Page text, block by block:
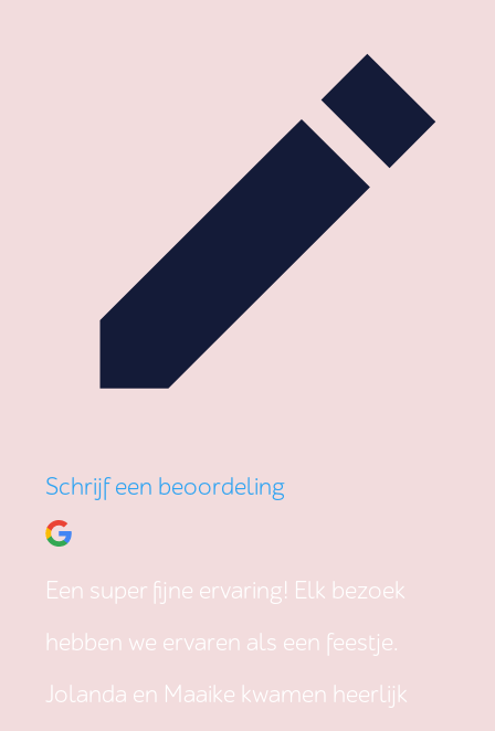
Schrijf een beoordeling
Een super fijne ervaring! Elk bezoek
hebben we ervaren als een feestje.
Jolanda en Maaike kwamen heerlijk